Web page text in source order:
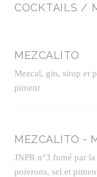
COCKTAILS /
MEZCALITO
Mezcal, gin, sirop et
piment
MEZCALITO -
JNPR n°3 fumé par
poivrons, sel et